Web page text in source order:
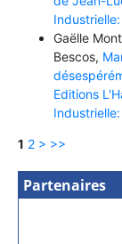
Gaëlle
Bescos,
Editions
1 2 > >>
Partenaires